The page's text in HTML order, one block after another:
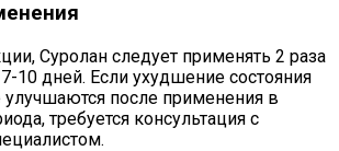
Суролан следует применять 2 раза
10 дней. Если ухудшение состояния
после применения в
требуется консультация с